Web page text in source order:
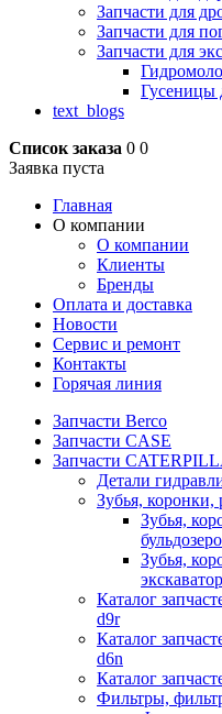
Запчасти для
Запчасти для
Запчасти для
Гусеницы
text_blogs
Список заказа 0 0
Заявка пуста
Главная
О компании
О компании
Клиенты
Бренды
Оплата и доставка
Новости
Сервис и ремонт
Контакты
Горячая линия
Запчасти Berco
Запчасти CASE
Запчасти
Детали
Зубья,
Зубья,
Зубья,
Каталог
d9r
Каталог
d6n
Каталог
Фильтры,